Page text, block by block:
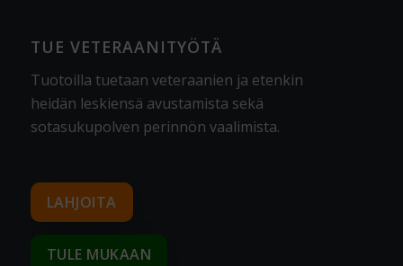
TUE VETERAANITYÖTÄ
Tuotoilla tuetaan veteraanien ja etenkin
heidän leskiensä avustamista sekä
sotasukupolven perinnön vaalimista.
LAHJOITA
TULE MUKAAN